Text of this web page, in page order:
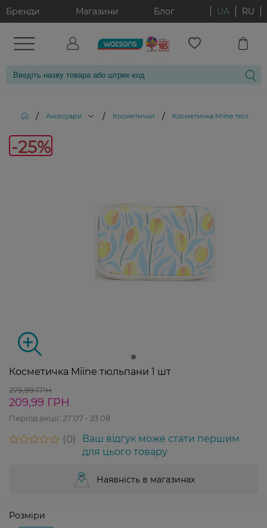
Бренди Магазини Блог UA RU
/ Аксесуари / Косметички / Косметичка Miine
-25%
Косметичка Miine тюльпани 1 шт
279,99 ГРН
209,99 ГРН
Період акції: 27 07 - 23 08
0
Ваш відгук може стати першим
для цього товару
Наявність в магазинах
Розміри